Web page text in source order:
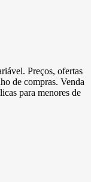
Preços, ofertas
de compras. Venda
para menores de